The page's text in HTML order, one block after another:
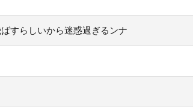
すらしいから迷惑過ぎるンナ